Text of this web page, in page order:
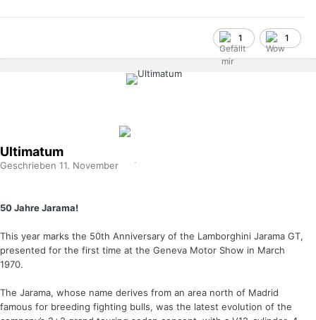
1 1
Ultimatum
Geschrieben 11. November 2020
50 Jahre Jarama!
This year marks the 50th Anniversary of the Lamborghini Jarama GT,
presented for the first time at the Geneva Motor Show in March
1970.
The Jarama, whose name derives from an area north of Madrid
famous for breeding fighting bulls, was the latest evolution of the